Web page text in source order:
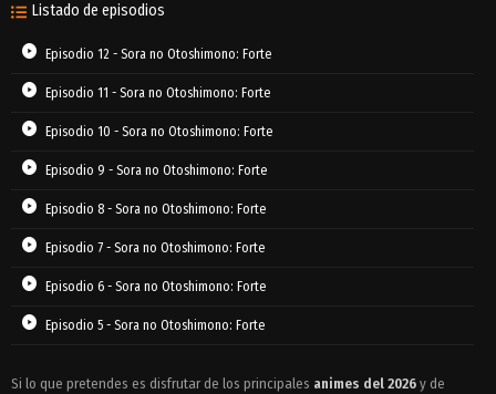
Listado de episodios
Episodio 12 - Sora no Otoshimono: Forte
Episodio 11 - Sora no Otoshimono: Forte
Episodio 10 - Sora no Otoshimono: Forte
Episodio 9 - Sora no Otoshimono: Forte
Episodio 8 - Sora no Otoshimono: Forte
Episodio 7 - Sora no Otoshimono: Forte
Episodio 6 - Sora no Otoshimono: Forte
Episodio 5 - Sora no Otoshimono: Forte
Si lo que pretendes es disfrutar de los principales animes del 2026 y de